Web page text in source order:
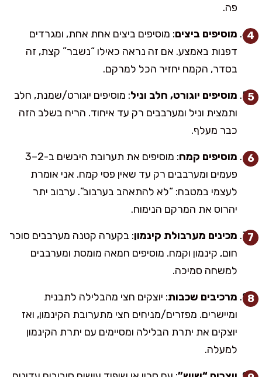
פה.
מוסיפים ביצים: מוסיפים ביצים אחת אחת, ומגרדים
דפנות באמצע. אם זה נראה כאילו “נשבר” קצת, זה
בסדר, הקמח יחזיר הכל למרקם.
מוסיפים יוגורט, חלב וניל: מוסיפים יוגורט/שמנת, חלב
ותמצית וניל ומערבבים רק עד איחוד. הריח בשלב הזה
כבר מעלף.
מוסיפים קמח
: מוסיפים את תערובת היבשים ב-2–3
פעמים ומערבבים רק עד שאין פסי קמח. אני אומרת
לעצמי במטבח: “לא להתאהב בערבוב”. ערבוב יתר
יהרוס את המרקם הנימוח.
מכינים מערבולת קינמון: בקערה קטנה מערבבים סוכר
חום, קינמון וקמח. מוסיפים חמאה מומסת ומערבבים
למשחה סמיכה.
מרכיבים שכבות: יוצקים חצי מהבלילה לתבנית
ומיישרים. מפזרים/מניחים חצי מתערובת הקינמון, ואז
יוצקים את יתרת הבלילה ומסיימים עם יתרת הקינמון
למעלה.